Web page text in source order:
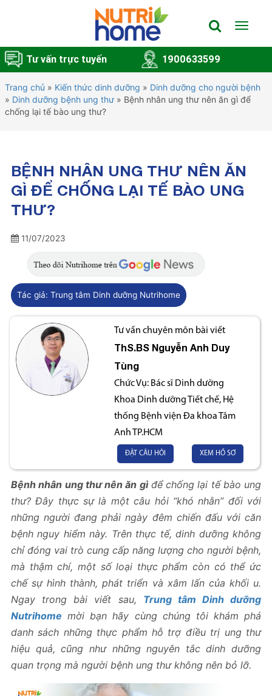
Toggle
Tư vấn trực tuyến 1900633599
Trang chủ » Kiến thức dinh dưỡng » Dinh dưỡng cho người bệnh
» Dinh dưỡng bệnh ung thư » Bệnh nhân ung thư nên ăn gì để
chống lại tế bào ung thư?
BỆNH NHÂN UNG THƯ NÊN ĂN
GÌ ĐỂ CHỐNG LẠI TẾ BÀO UNG
THƯ?
11/07/2023
Tác giả: Trung tâm Dinh dưỡng Nutrihome
Tư vấn chuyên môn bài viết
ThS.BS Nguyễn Anh Duy
Tùng
Chức Vụ: Bác sĩ Dinh dưỡng
Khoa Dinh dưỡng Tiết chế, Hệ
thống Bệnh viện Đa khoa Tâm
Anh TP.HCM
ĐẶT CÂU HỎI XEM HỒ SƠ
Bệnh nhân ung thư nên ăn gìđể chống lại tế bào ung
thư? Đây thực sự là một câu hỏi “khó nhằn” đối với
những người đang phải ngày đêm chiến đấu với căn
bệnh nguy hiểm này. Trên thực tế, dinh dưỡng không
chỉ đóng vai trò cung cấp năng lượng cho người bệnh,
mà thậm chí, một số loại thực phẩm còn có thể ức
chế sự hình thành, phát triển và xâm lấn của khối u.
Ngay trong bài viết sau, Trung tâm Dinh dưỡng
Nutrihome mời bạn hãy cùng chúng tôi khám phá
danh sách những thực phẩm hỗ trợ điều trị ung thư
hiệu quả, cũng như những nguyên tắc dinh dưỡng
quan trọng mà người bệnh ung thư không nên bỏ lỡ.